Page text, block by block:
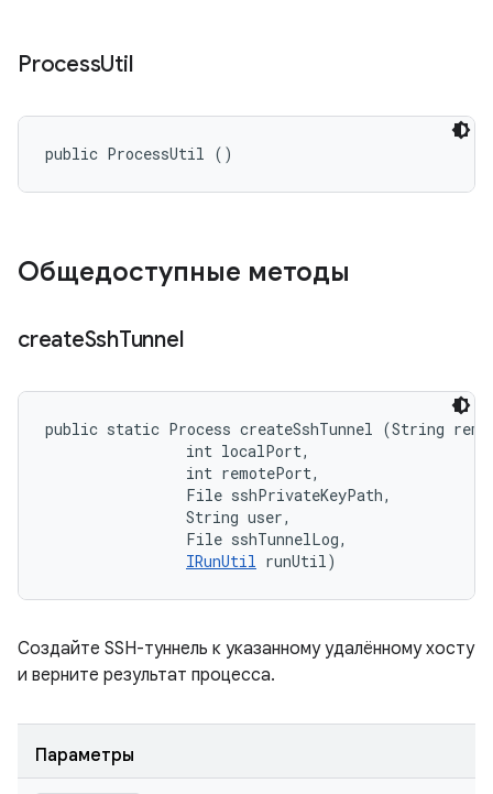
ProcessUtil
public ProcessUtil ()
Общедоступные методы
createSshTunnel
public static Process createSshTunnel (String
                int localPort,
                int remotePort,
                File sshPrivateKeyPath,
                String user,
                File sshTunnelLog,
IRunUtil runUtil)
Создайте SSH-туннель к указанному удалённому хосту
и верните результат процесса.
Параметры